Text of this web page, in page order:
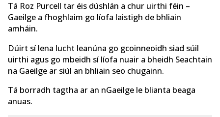
Tá Roz Purcell tar éis dúshlán a chur uirthi féin –
Gaeilge a fhoghlaim go líofa laistigh de bhliain
amháin.
Dúirt sí lena lucht leanúna go gcoinneoidh siad súil
uirthi agus go mbeidh sí líofa nuair a bheidh Seachtain
na Gaeilge ar siúl an bhliain seo chugainn.
Tá borradh tagtha ar an nGaeilge le blianta beaga
anuas.